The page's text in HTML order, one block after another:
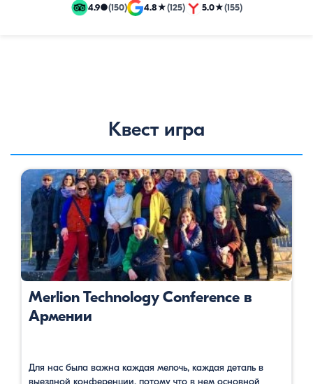
и
4.9●(150) 4.8★(125) 5.0★(155)
Квест игра
Merlion Technology Conference в
Армении
Для нас была важна каждая мелочь, каждая деталь в
выездной конференции, потому что в нем основной